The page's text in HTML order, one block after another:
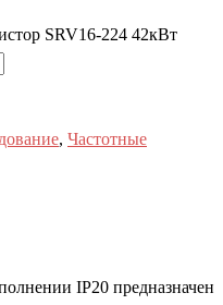
SRV16-224 42кВт
, Частотные
IP20 предназначен